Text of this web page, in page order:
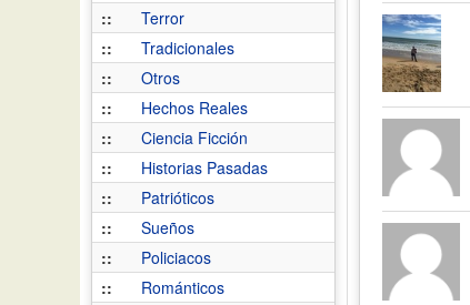
::
Terror
::
Tradicionales
::
Otros
::
Hechos Reales
::
Ciencia Ficción
::
Historias Pasadas
::
Patrióticos
::
Sueños
::
Policiacos
::
Románticos